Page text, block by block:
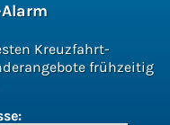
Kreuzfahrt-
frühzeitig